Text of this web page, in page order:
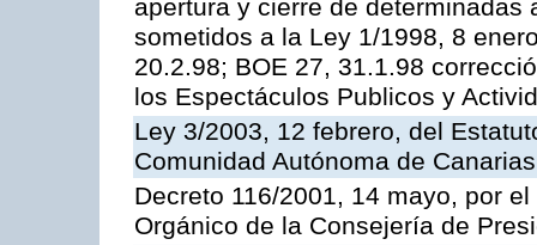
apertura y cierre de
sometidos a la Ley 1/1998, 8
20.2.98; BOE 27, 31.1.98
los Espectáculos Publicos y
Ley 3/2003, 12 febrero, del
Comunidad Autónoma de Canarias
Decreto 116/2001, 14 mayo, por
Orgánico de la Consejería de